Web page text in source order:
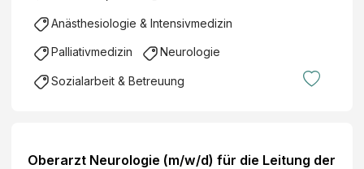
Anästhesiologie & Intensivmedizin
Palliativmedizin Neurologie
Sozialarbeit & Betreuung
Oberarzt Neurologie (m/w/d) für die Leitung der